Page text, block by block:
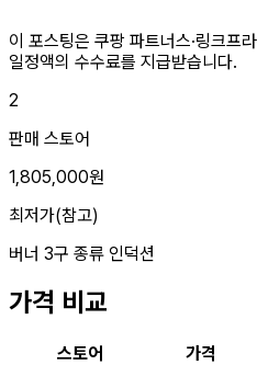
이 포스팅은 쿠팡 파트너스·링크프
일정액의 수수료를 지급받습니다.
2
판매 스토어
1,805,000원
최저가(참고)
버너 3구 종류 인덕션
가격 비교
스토어 가격